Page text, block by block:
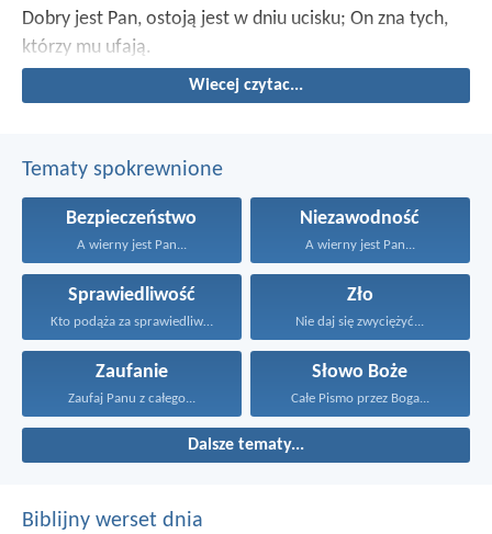
Dobry jest Pan, ostoją jest w dniu ucisku; On zna tych,
którzy mu ufają.
Wiecej czytac...
Tematy spokrewnione
Bezpieczeństwo
A wierny jest Pan...
Niezawodność
A wierny jest Pan...
Sprawiedliwość
Kto podąża za sprawiedliwością...
Zło
Nie daj się zwyciężyć...
Zaufanie
Zaufaj Panu z całego...
Słowo Boże
Całe Pismo przez Boga...
Dalsze tematy...
Biblijny werset dnia